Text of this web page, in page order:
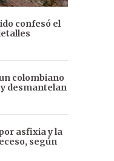
confesó el
colombiano
desmantelan
asfixia y la
según